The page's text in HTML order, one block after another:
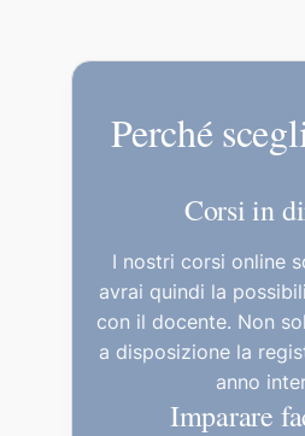
Perché
Corsi in
I nostri corsi online
avrai quindi la
con il docente. Non
a disposizione la
anno
Imparare